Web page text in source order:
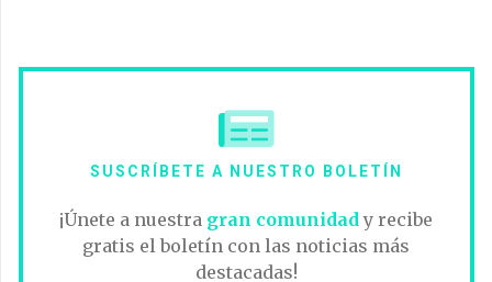
SUSCRÍBETE A NUESTRO BOLETÍN
¡Únete a nuestra gran comunidad y recibe
gratis el boletín con las noticias más
destacadas!